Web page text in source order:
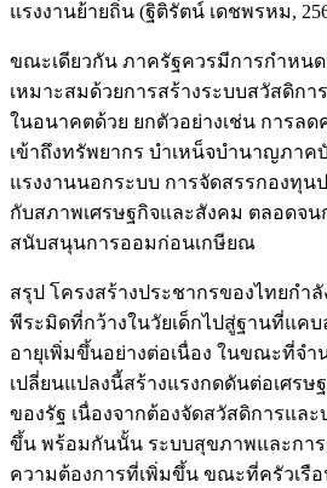
แรงงานย้ายถิ่น (ฐิติรัตน์ เดชพรหม,
ขณะเดียวกัน ภาครัฐควรมีการกำหน
เหมาะสมด้วยการสร้างระบบสวัสดิกา
ในอนาคตด้วย ยกตัวอย่างเช่น การลด
เข้าถึงทรัพยากร บำเหน็จบำนาญภาค
แรงงานนอกระบบ การจัดสรรกองทุ
กับสภาพเศรษฐกิจและสังคม ตลอดจน
สนับสนุนการออมก่อนเกษียณ
สรุป โครงสร้างประชากรของไทยกำ
พีระมิดที่กว้างในวัยเด็กไปสู่ฐานที่แค
อายุเพิ่มขึ้นอย่างต่อเนื่อง ในขณะที่จำ
เปลี่ยนแปลงนี้สร้างแรงกดดันต่อเศรษ
ของรัฐ เนื่องจากต้องจัดสวัสดิการแล
ขึ้น พร้อมกันนั้น ระบบสุขภาพและการ
ความต้องการที่เพิ่มขึ้น ขณะที่ครัวเรื